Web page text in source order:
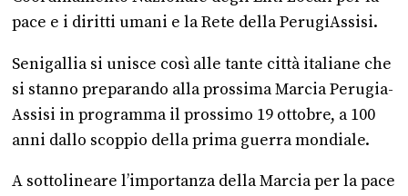
pace e i diritti umani e la Rete della PerugiAssisi.
Senigallia si unisce così alle tante città italiane che
si stanno preparando alla prossima Marcia Perugia-
Assisi in programma il prossimo 19 ottobre, a 100
anni dallo scoppio della prima guerra mondiale.
A sottolineare l’importanza della Marcia per la pace